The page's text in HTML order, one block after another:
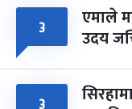
३ एमाले
उदय